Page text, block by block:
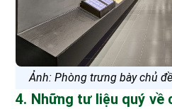
Ảnh: Phòng trưng bày chủ
4. Những tư liệu quý về